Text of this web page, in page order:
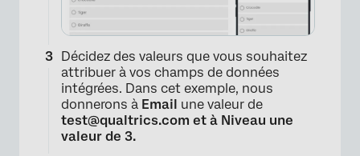
Décidez des valeurs que vous souhaitez
attribuer à vos champs de données
intégrées. Dans cet exemple, nous
donnerons à Email une valeur de
test@qualtrics.com et à Niveau une
valeur de 3.